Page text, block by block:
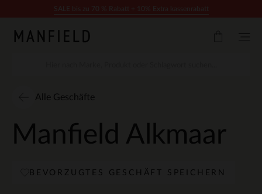
Alle Geschäfte
Manfield Alkmaar
BEVORZUGTES GESCHÄFT SPEICHERN